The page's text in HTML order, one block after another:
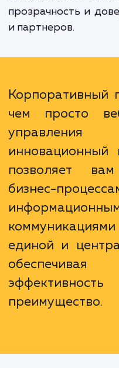
значительно
клиентами и
впечатление о
прозрачность и
и партнеров.
чем просто
позволяет